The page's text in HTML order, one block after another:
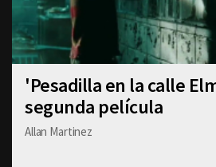
'Pesadilla en la calle
segunda película
Allan Martinez